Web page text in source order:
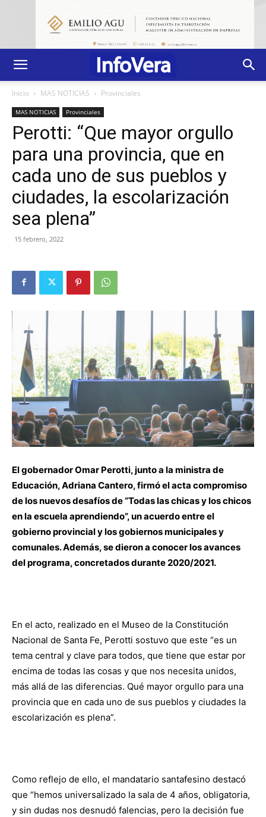
Inicio MAS NOTICIAS Provinciales
MAS NOTICIAS Provinciales
Perotti: “Que mayor orgullo
para una provincia, que en
cada uno de sus pueblos y
ciudades, la escolarización
sea plena”
15 febrero, 2022
El gobernador Omar Perotti, junto a la ministra de
Educación, Adriana Cantero, firmó el acta compromiso
de los nuevos desafíos de “Todas las chicas y los chicos
en la escuela aprendiendo”, un acuerdo entre el
gobierno provincial y los gobiernos municipales y
comunales. Además, se dieron a conocer los avances
del programa, concretados durante 2020/2021.
En el acto, realizado en el Museo de la Constitución
Nacional de Santa Fe, Perotti sostuvo que este “es un
tema central y clave para todos, que tiene que estar por
encima de todas las cosas y que nos necesita unidos,
más allá de las diferencias. Qué mayor orgullo para una
provincia que en cada uno de sus pueblos y ciudades la
escolarización es plena”.
Como reflejo de ello, el mandatario santafesino destacó
que “hemos universalizado la sala de 4 años, obligatoria,
y sin dudas nos desnudó falencias, pero la decisión fue